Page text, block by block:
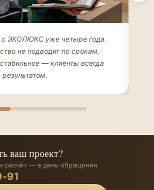
ИНТЕРЬЕРОВ
с ЭКОЛЮКС уже четыре года.
не подводит по срокам,
— клиенты всегда
ваш проект?
расчёт — в день обращения
91